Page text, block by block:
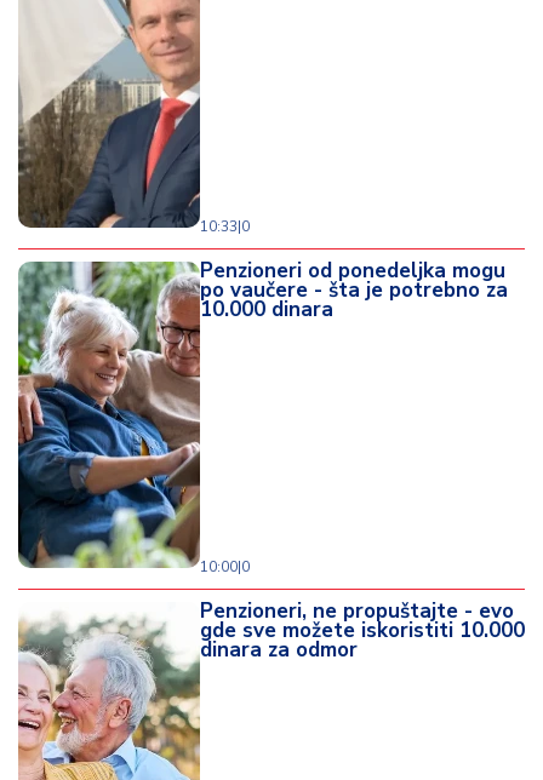
10:33|0
Penzioneri od ponedeljka mogu
po vaučere - šta je potrebno za
10.000 dinara
10:00|0
Penzioneri, ne propuštajte - evo
gde sve možete iskoristiti 10.000
dinara za odmor